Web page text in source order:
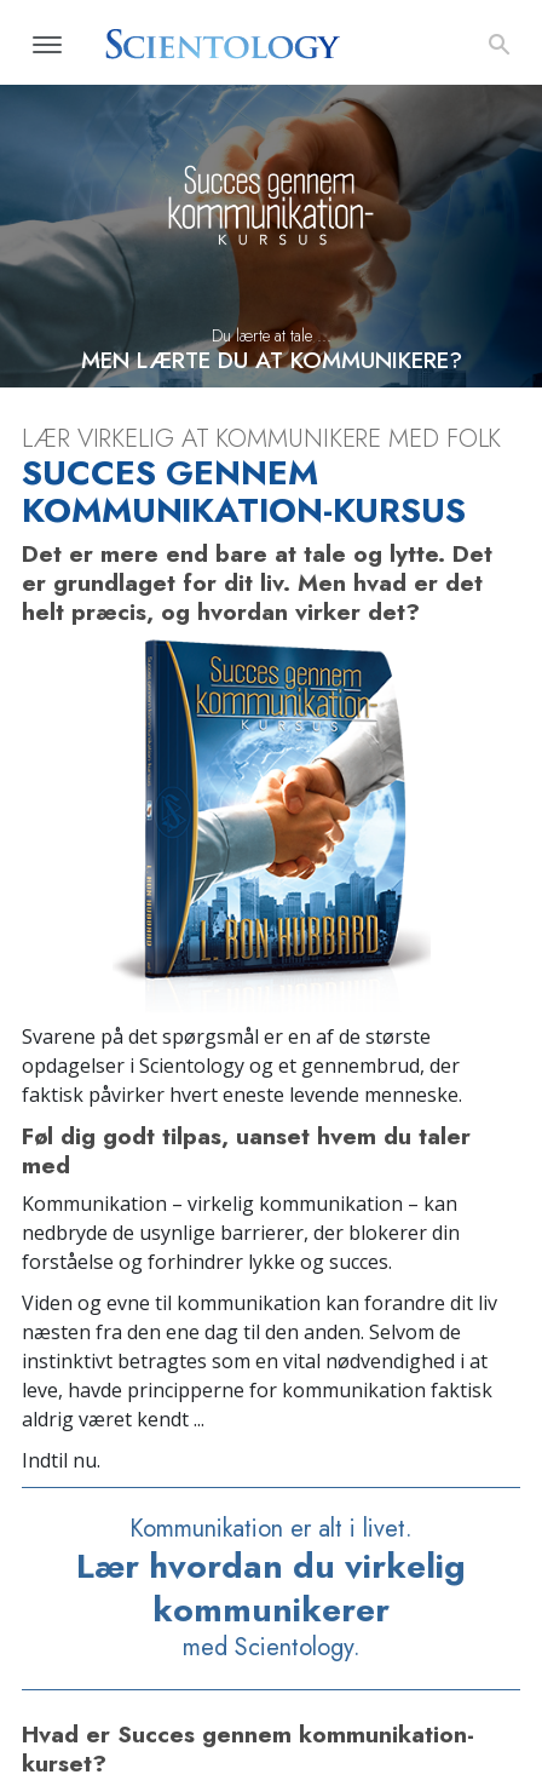
Du lærte at tale ...
MEN LÆRTE DU AT KOMMUNIKERE?
LÆR VIRKELIG AT KOMMUNIKERE MED FOLK
SUCCES GENNEM
KOMMUNIKATION-KURSUS
Det er mere end bare at tale og lytte. Det
er grundlaget for dit liv. Men hvad er det
helt præcis, og hvordan virker det?
Svarene på det spørgsmål er en af de største
opdagelser i Scientology og et gennembrud, der
faktisk påvirker hvert eneste levende menneske.
Føl dig godt tilpas, uanset hvem du taler
med
Kommunikation – virkelig kommunikation – kan
nedbryde de usynlige barrierer, der blokerer din
forståelse og forhindrer lykke og succes.
Viden og evne til kommunikation kan forandre dit liv
næsten fra den ene dag til den anden. Selvom de
instinktivt betragtes som en vital nødvendighed i at
leve, havde principperne for kommunikation faktisk
aldrig været kendt ...
Indtil nu.
Kommunikation er alt i livet.
Lær hvordan du virkelig
kommunikerer
med Scientology.
Hvad er Succes gennem kommunikation-
kurset?